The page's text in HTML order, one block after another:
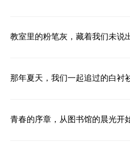
教室里的粉笔灰，藏着我们未说
那年夏天，我们一起追过的白衬
青春的序章，从图书馆的晨光开